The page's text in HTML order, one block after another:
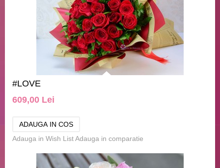
#LOVE
609,00 Lei
Adauga in Wish ListAdauga in comparatie